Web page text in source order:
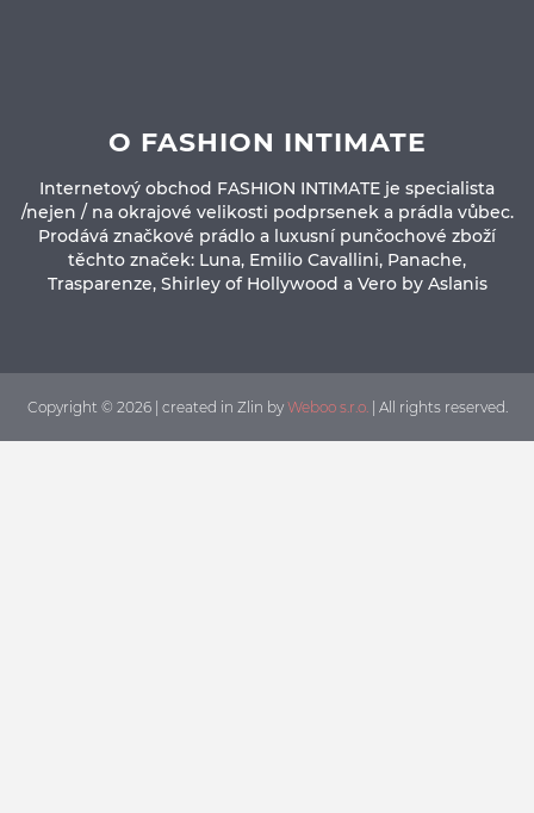
O FASHION INTIMATE
Internetový obchod FASHION INTIMATE je specialista
/nejen / na okrajové velikosti podprsenek a prádla vůbec.
Prodává značkové prádlo a luxusní punčochové zboží
těchto značek: Luna, Emilio Cavallini, Panache,
Trasparenze, Shirley of Hollywood a Vero by Aslanis
Copyright © 2026 | created in Zlin by Weboo s.r.o. | All rights reserved.